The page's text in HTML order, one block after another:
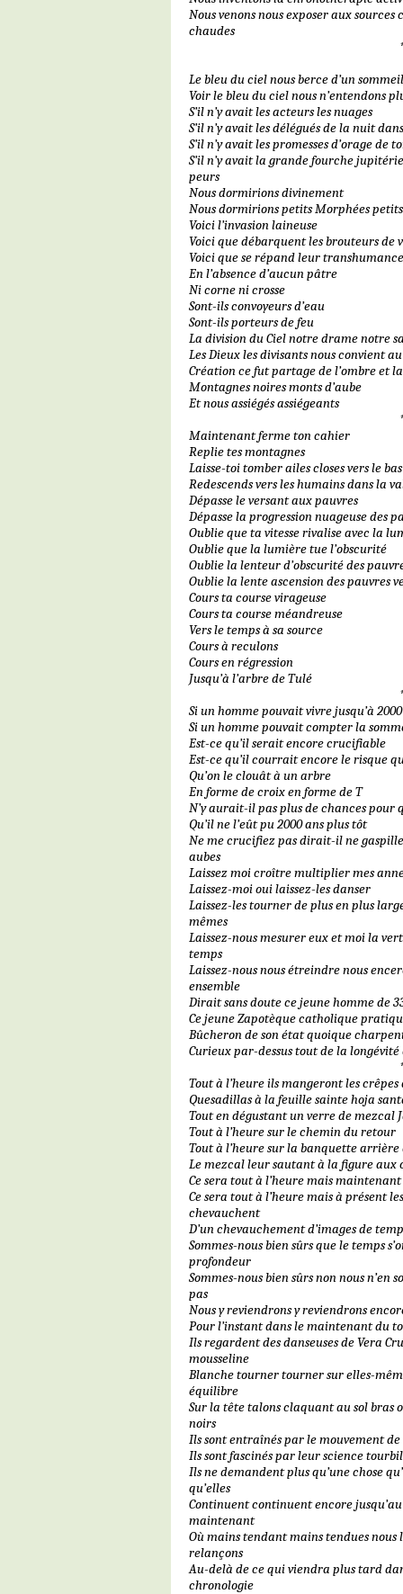
Nous venons nous exposer aux
chaudes
Le bleu du ciel nous berce d’un
Voir le bleu du ciel nous n’entendons
S’il n’y avait les acteurs les nuages
S’il n’y avait les délégués de la nuit
S’il n’y avait les promesses d’orage de
S’il n’y avait la grande fourche
peurs
Nous dormirions divinement
Nous dormirions petits Morphées
Voici l’invasion laineuse
Voici que débarquent les brouteurs de
Voici que se répand leur
En l’absence d’aucun pâtre
Ni corne ni crosse
Sont-ils convoyeurs d’eau
Sont-ils porteurs de feu
La division du Ciel notre drame notre
Les Dieux les divisants nous convient
Création ce fut partage de l’ombre et
Montagnes noires monts d’aube
Et nous assiégés assiégeants
Maintenant ferme ton cahier
Replie tes montagnes
Laisse-toi tomber ailes closes vers le bas
Redescends vers les humains dans la
Dépasse le versant aux pauvres
Dépasse la progression nuageuse des
Oublie que ta vitesse rivalise avec la
Oublie que la lumière tue l’obscurité
Oublie la lenteur d’obscurité des
Oublie la lente ascension des pauvres
Cours ta course virageuse
Cours ta course méandreuse
Vers le temps à sa source
Cours à reculons
Cours en régression
Jusqu’à l’arbre de Tulé
Si un homme pouvait vivre jusqu’à
Si un homme pouvait compter la
Est-ce qu’il serait encore crucifiable
Est-ce qu’il courrait encore le risque
Qu’on le clouât à un arbre
En forme de croix en forme de T
N’y aurait-il pas plus de chances pour
Qu’il ne l’eût pu 2000 ans plus tôt
Ne me crucifiez pas dirait-il ne
aubes
Laissez moi croître multiplier mes
Laissez-moi oui laissez-les danser
Laissez-les tourner de plus en plus
mêmes
Laissez-nous mesurer eux et moi la
temps
Laissez-nous nous étreindre nous
ensemble
Dirait sans doute ce jeune homme de
Ce jeune Zapotèque catholique
Bûcheron de son état quoique
Curieux par-dessus tout de la longévité
Tout à l’heure ils mangeront les crêpes
Quesadillas à la feuille sainte hoja
Tout en dégustant un verre de mezcal
Tout à l’heure sur le chemin du retour
Tout à l’heure sur la banquette arrière
Le mezcal leur sautant à la figure aux
Ce sera tout à l’heure mais
Ce sera tout à l’heure mais à présent
chevauchent
D’un chevauchement d’images de
Sommes-nous bien sûrs que le temps
profondeur
Sommes-nous bien sûrs non nous n’en
pas
Nous y reviendrons y reviendrons
Pour l’instant dans le maintenant du
Ils regardent des danseuses de Vera
mousseline
Blanche tourner tourner sur elles-
équilibre
Sur la tête talons claquant au sol bras
noirs
Ils sont entraînés par le mouvement de
Ils sont fascinés par leur science
Ils ne demandent plus qu’une chose
qu’elles
Continuent continuent encore
maintenant
Où mains tendant mains tendues nous
relançons
Au-delà de ce qui viendra plus tard
chronologie